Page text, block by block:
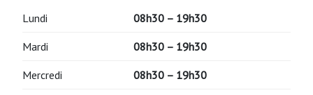
Lundi 08h30 – 19h30
Mardi 08h30 – 19h30
Mercredi 08h30 – 19h30